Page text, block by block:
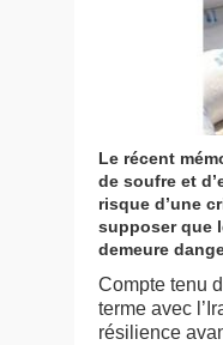
Le récent
de soufre et
risque d’une
supposer que
demeure
Compte tenu
terme avec
résilience